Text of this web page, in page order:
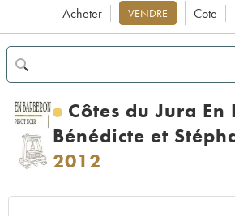
Acheter VENDRE Cote
Côtes du Jura En
Bénédicte et
2012